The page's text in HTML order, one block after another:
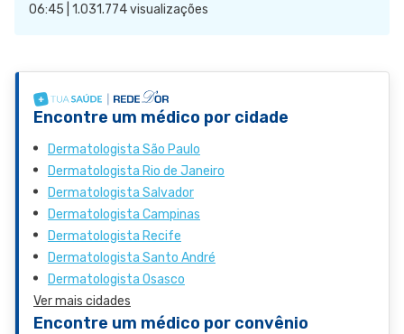
06:45 | 1.031.774 visualizações
Encontre um médico por cidade
Dermatologista São Paulo
Dermatologista Rio de Janeiro
Dermatologista Salvador
Dermatologista Campinas
Dermatologista Recife
Dermatologista Santo André
Dermatologista Osasco
Ver mais cidades
Encontre um médico por convênio